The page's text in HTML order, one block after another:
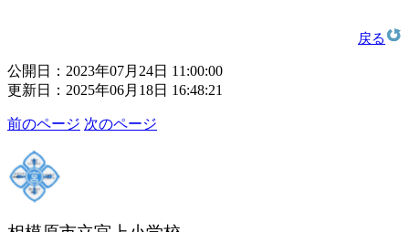
戻る
公開日：2023年07月24日 11:00:00
更新日：2025年06月18日 16:48:21
前のページ 次のページ